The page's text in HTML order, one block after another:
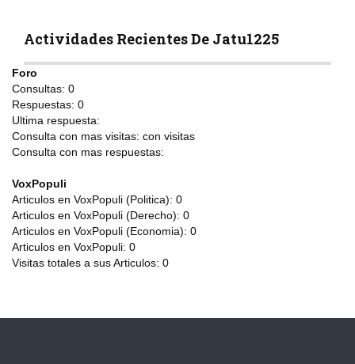
Actividades Recientes De Jatu1225
Foro
Consultas: 0
Respuestas: 0
Ultima respuesta:
Consulta con mas visitas: con visitas
Consulta con mas respuestas:
VoxPopuli
Articulos en VoxPopuli (Politica): 0
Articulos en VoxPopuli (Derecho): 0
Articulos en VoxPopuli (Economia): 0
Articulos en VoxPopuli: 0
Visitas totales a sus Articulos: 0